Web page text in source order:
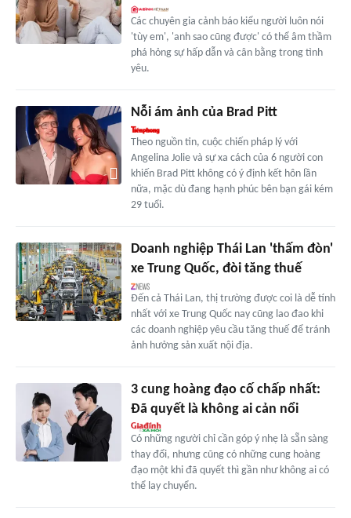
Các chuyên gia cảnh báo kiểu người luôn nói
'tùy em', 'anh sao cũng được' có thể âm thầm
phá hỏng sự hấp dẫn và cân bằng trong tình
yêu.
Nỗi ám ảnh của Brad Pitt
Theo nguồn tin, cuộc chiến pháp lý với
Angelina Jolie và sự xa cách của 6 người con
khiến Brad Pitt không có ý định kết hôn lần
nữa, mặc dù đang hạnh phúc bên bạn gái kém
29 tuổi.
Doanh nghiệp Thái Lan 'thấm đòn'
xe Trung Quốc, đòi tăng thuế
Đến cả Thái Lan, thị trường được coi là dễ tính
nhất với xe Trung Quốc nay cũng lao đao khi
các doanh nghiệp yêu cầu tăng thuế để tránh
ảnh hưởng sản xuất nội địa.
3 cung hoàng đạo cố chấp nhất:
Đã quyết là không ai cản nổi
Có những người chỉ cần góp ý nhẹ là sẵn sàng
thay đổi, nhưng cũng có những cung hoàng
đạo một khi đã quyết thì gần như không ai có
thể lay chuyển.